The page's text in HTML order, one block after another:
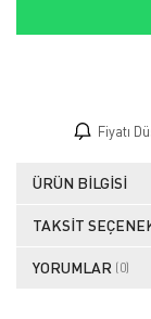
Fiyatı
ÜRÜN BILGISI
TAKSIT
YORUMLAR (0)